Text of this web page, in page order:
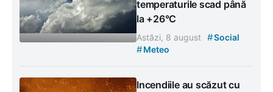
temperaturile scad până
la +26°C
Astăzi, 8 august #Social
#Meteo
Incendiile au scăzut cu